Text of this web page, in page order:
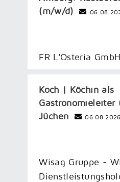
(m/w/d)
FR L'Osteria GmbH
Koch | Köchin als
Gastronomieleiter
Jüchen
06.08.2026
Wisag Gruppe -